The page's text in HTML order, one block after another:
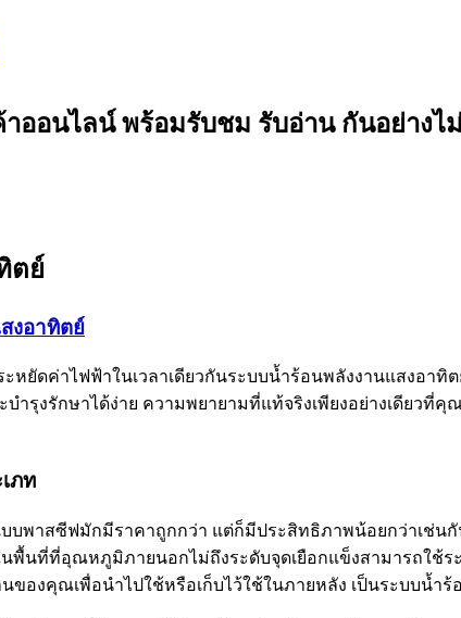
อนไลน์ พร้อมรับชม รับอ่าน กันอย่างไม่
ตย์
งอาทิตย์
ยัดค่าไฟฟ้าในเวลาเดียวกันระบบน้ำร้อนพลังงานแสงอาทิ
ำรุงรักษาได้ง่าย ความพยายามที่แท้จริงเพียงอย่างเดียว
ภท
บพาสซีฟมักมีราคาถูกกว่า แต่ก็มีประสิทธิภาพน้อยกว่าเช่น
นที่ที่อุณหภูมิภายนอกไม่ถึงระดับจุดเยือกแข็งสามารถใช้
องคุณเพื่อนำไปใช้หรือเก็บไว้ใช้ในภายหลัง เป็นระบบน้